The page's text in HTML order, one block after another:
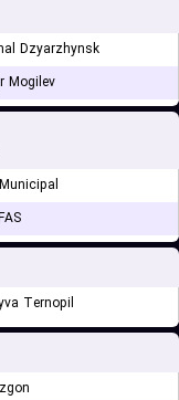
Dzyarzhynsk
Mogilev
Ternopil